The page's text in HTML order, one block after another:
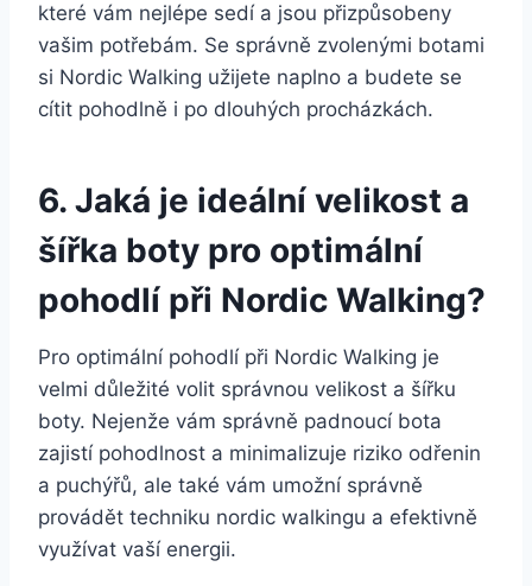
‌které‌ vám nejlépe sedí a jsou přizpůsobeny
vašim ⁤potřebám. Se správně zvolenými botami
si Nordic Walking užijete naplno a budete se
cítit pohodlně i po dlouhých procházkách.
6. Jaká je ideální velikost a
šířka boty pro optimální
pohodlí při‌ Nordic Walking?
Pro optimální pohodlí⁤ při Nordic Walking je
velmi důležité volit správnou velikost a šířku
boty. Nejenže⁢ vám⁣ správně padnoucí bota
zajistí pohodlnost⁢ a ‌minimalizuje riziko odřenin
a puchýřů, ale také vám umožní správně
provádět techniku nordic walkingu a efektivně
využívat ⁤vaší energii.